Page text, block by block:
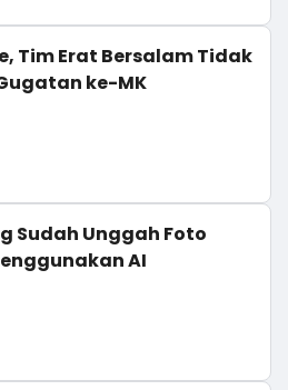
Tim Erat Bersalam Tidak
ke-MK
Sudah Unggah Foto
AI